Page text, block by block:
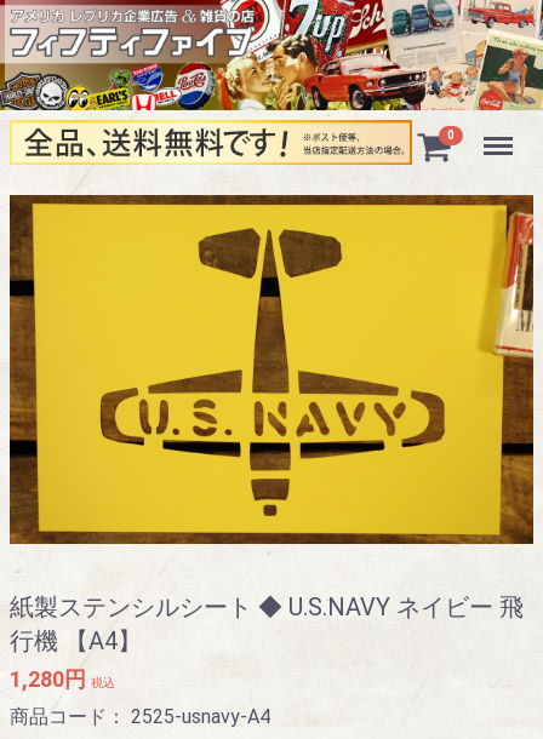
0 Menu
紙製ステンシルシート ◆ U.S.NAVY ネイビー 飛
行機 【A4】
1,280円 税込
商品コード： 2525-usnavy-A4